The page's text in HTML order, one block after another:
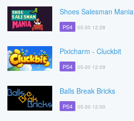
Shoes Salesman Mania
PS4 05-30 12:28
Pixicharm - Cluckbit
PS4 05-30 12:09
Balls Break Bricks
PS4 05-30 12:00